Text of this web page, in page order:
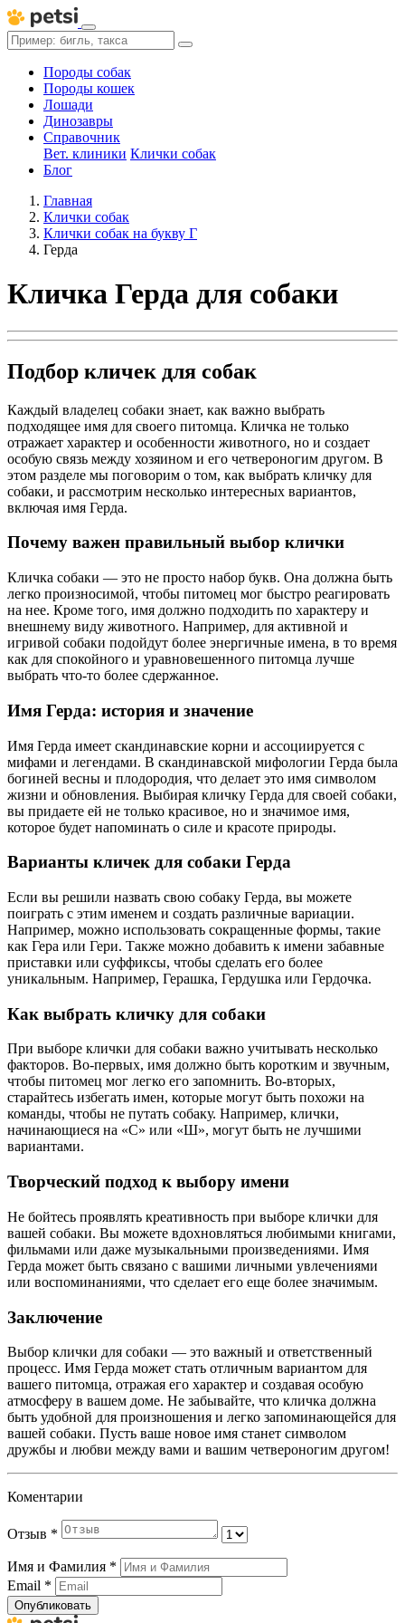
Породы собак
Породы кошек
Лошади
Динозавры
Справочник
Вет. клиники Клички собак
Блог
Главная
Клички собак
Клички собак на букву Г
Герда
Кличка Герда для собаки
Подбор кличек для собак
Каждый владелец собаки знает, как важно выбрать
подходящее имя для своего питомца. Кличка не только
отражает характер и особенности животного, но и создает
особую связь между хозяином и его четвероногим другом. В
этом разделе мы поговорим о том, как выбрать кличку для
собаки, и рассмотрим несколько интересных вариантов,
включая имя Герда.
Почему важен правильный выбор клички
Кличка собаки — это не просто набор букв. Она должна быть
легко произносимой, чтобы питомец мог быстро реагировать
на нее. Кроме того, имя должно подходить по характеру и
внешнему виду животного. Например, для активной и
игривой собаки подойдут более энергичные имена, в то время
как для спокойного и уравновешенного питомца лучше
выбрать что-то более сдержанное.
Имя Герда: история и значение
Имя Герда имеет скандинавские корни и ассоциируется с
мифами и легендами. В скандинавской мифологии Герда была
богиней весны и плодородия, что делает это имя символом
жизни и обновления. Выбирая кличку Герда для своей собаки,
вы придаете ей не только красивое, но и значимое имя,
которое будет напоминать о силе и красоте природы.
Варианты кличек для собаки Герда
Если вы решили назвать свою собаку Герда, вы можете
поиграть с этим именем и создать различные вариации.
Например, можно использовать сокращенные формы, такие
как Гера или Гери. Также можно добавить к имени забавные
приставки или суффиксы, чтобы сделать его более
уникальным. Например, Герашка, Гердушка или Гердочка.
Как выбрать кличку для собаки
При выборе клички для собаки важно учитывать несколько
факторов. Во-первых, имя должно быть коротким и звучным,
чтобы питомец мог легко его запомнить. Во-вторых,
старайтесь избегать имен, которые могут быть похожи на
команды, чтобы не путать собаку. Например, клички,
начинающиеся на «С» или «Ш», могут быть не лучшими
вариантами.
Творческий подход к выбору имени
Не бойтесь проявлять креативность при выборе клички для
вашей собаки. Вы можете вдохновляться любимыми книгами,
фильмами или даже музыкальными произведениями. Имя
Герда может быть связано с вашими личными увлечениями
или воспоминаниями, что сделает его еще более значимым.
Заключение
Выбор клички для собаки — это важный и ответственный
процесс. Имя Герда может стать отличным вариантом для
вашего питомца, отражая его характер и создавая особую
атмосферу в вашем доме. Не забывайте, что кличка должна
быть удобной для произношения и легко запоминающейся для
вашей собаки. Пусть ваше новое имя станет символом
дружбы и любви между вами и вашим четвероногим другом!
Коментарии
Отзыв *
Имя и Фамилия *
Email *
Опубликовать